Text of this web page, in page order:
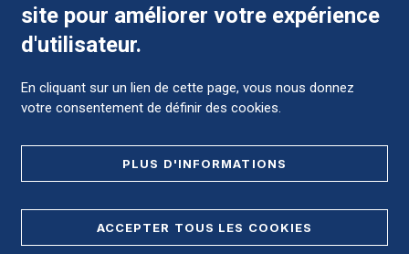
Comment préparer mon hospitalisation ?
site pour améliorer votre expérience
d'utilisateur.
En cliquant sur un lien de cette page, vous nous donnez
votre consentement de définir des cookies.
PLUS D'INFORMATIONS
ACCEPTER TOUS LES COOKIES